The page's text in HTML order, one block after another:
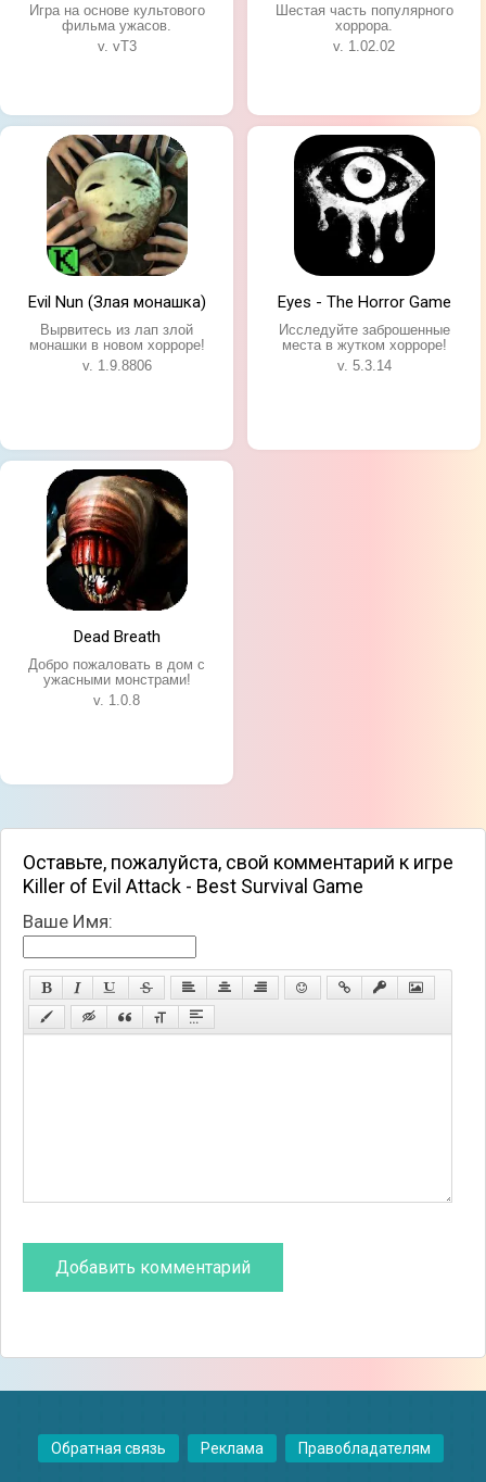
Игра на основе культового
фильма ужасов.
v. vT3
Шестая часть популярного
хоррора.
v. 1.02.02
Evil Nun (Злая монашка)
Вырвитесь из лап злой
монашки в новом хорроре!
v. 1.9.8806
Eyes - The Horror Game
Исследуйте заброшенные
места в жутком хорроре!
v. 5.3.14
Dead Breath
Добро пожаловать в дом с
ужасными монстрами!
v. 1.0.8
Оставьте, пожалуйста, свой комментарий к игре
Killer of Evil Attack - Best Survival Game
Ваше Имя:
Обратная связь Реклама Правобладателям